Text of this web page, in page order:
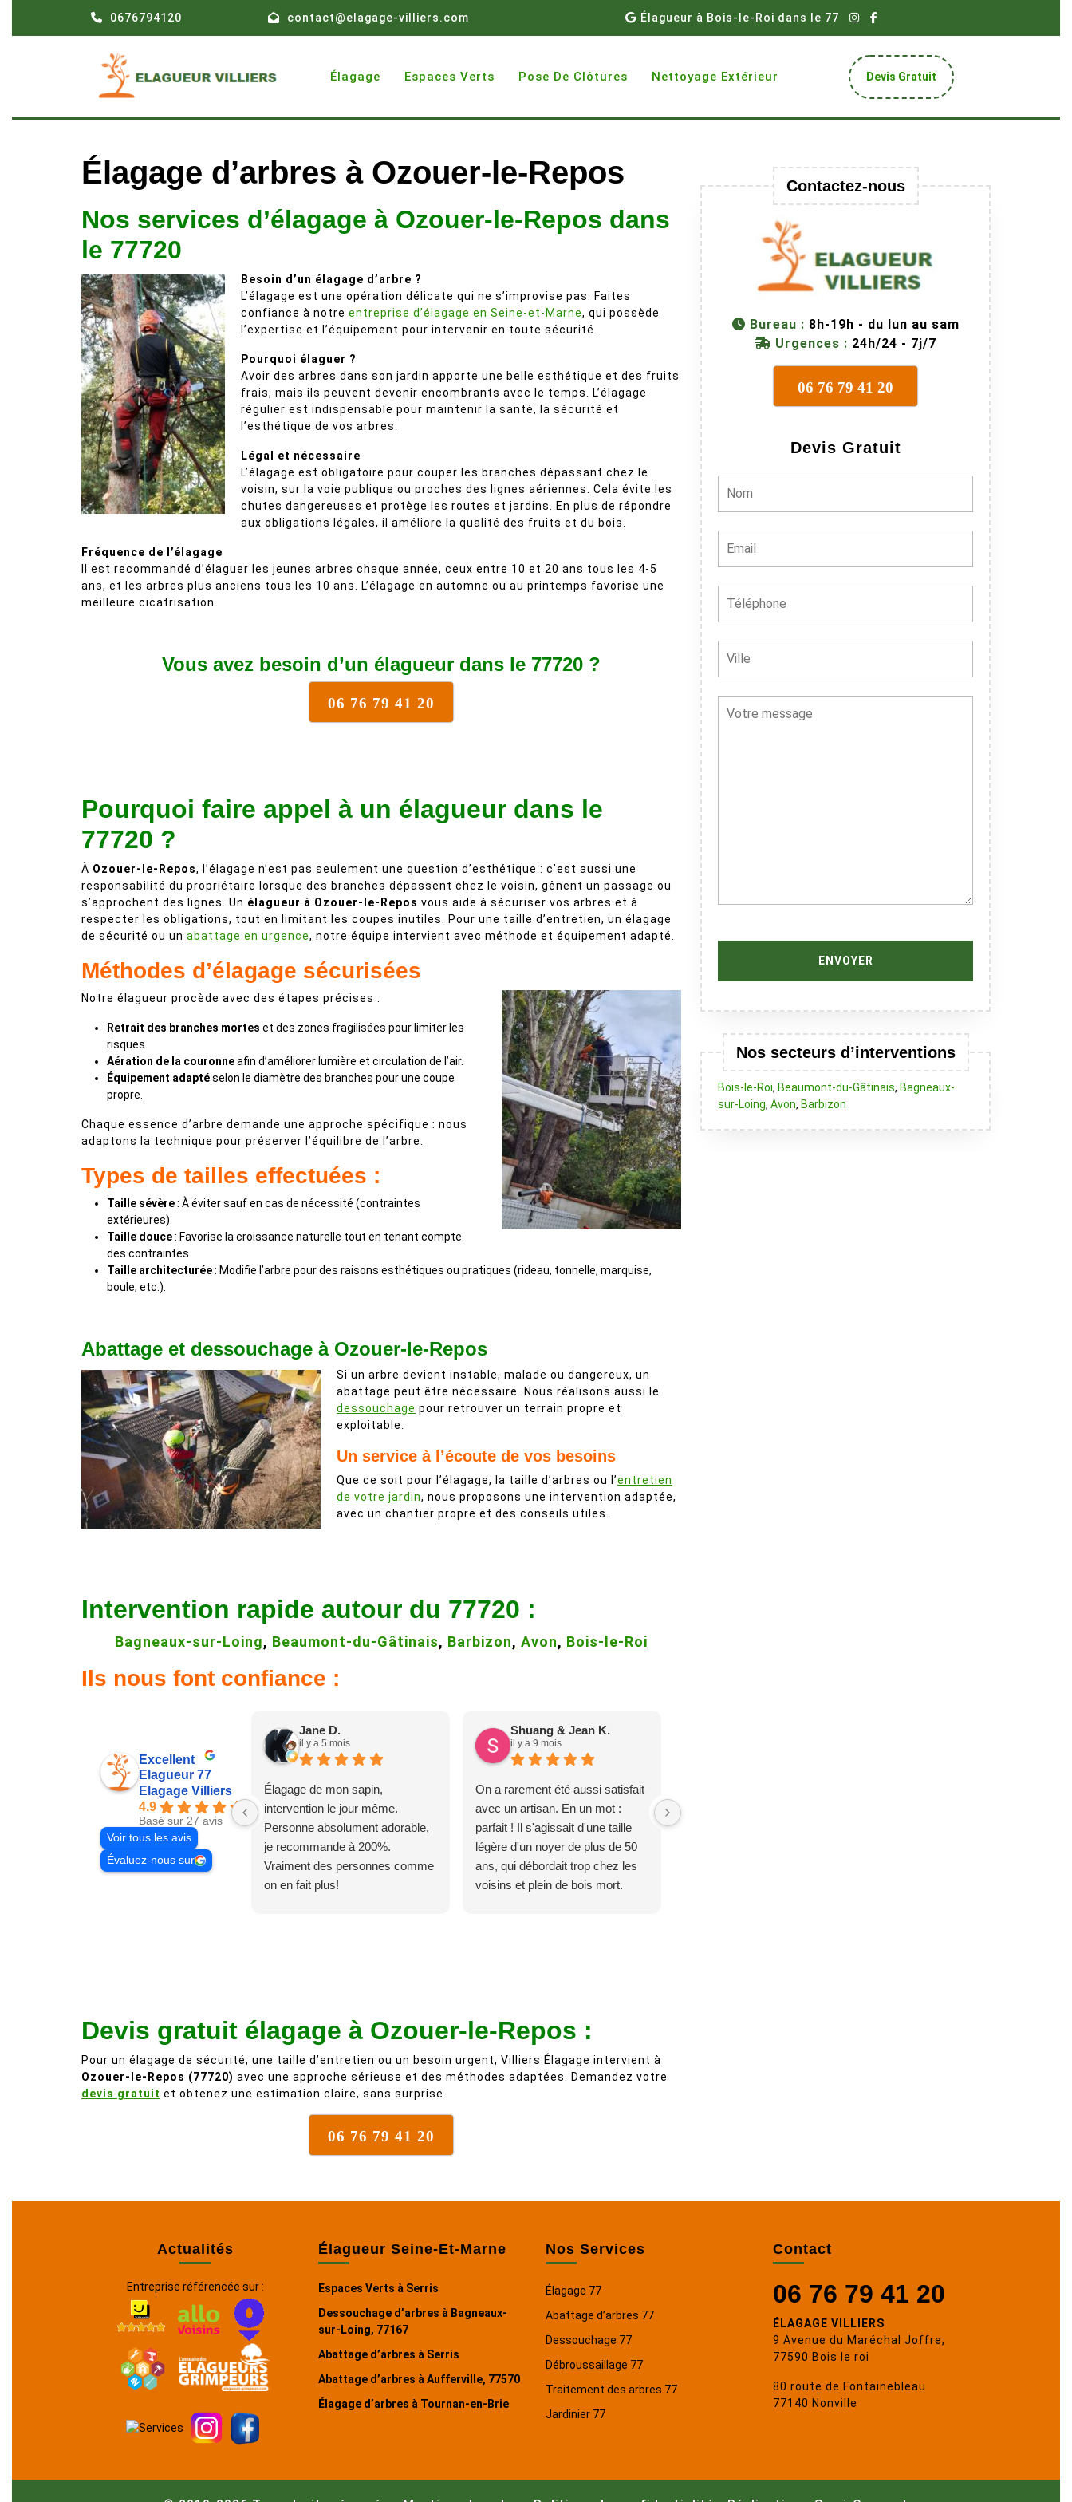
0676794120 contact@elagage-villiers.com Élagueur à Bois-le-Roi dans le 77
Élagage Espaces Verts Pose De Clôtures Nettoyage Extérieur Devis Gratuit Get
A
Élagage d’arbres à Ozouer-le-Repos
Nos services d’élagage à Ozouer-le-Repos dans
le 77720
Besoin d’un élagage d’arbre ?
L’élagage est une opération délicate qui ne s’improvise pas. Faites
confiance à notre entreprise d’élagage en Seine-et-Marne, qui possède
l’expertise et l’équipement pour intervenir en toute sécurité.
Pourquoi élaguer ?
Avoir des arbres dans son jardin apporte une belle esthétique et des fruits
frais, mais ils peuvent devenir encombrants avec le temps. L’élagage
régulier est indispensable pour maintenir la santé, la sécurité et
l’esthétique de vos arbres.
Légal et nécessaire
L’élagage est obligatoire pour couper les branches dépassant chez le
voisin, sur la voie publique ou proches des lignes aériennes. Cela évite les
chutes dangereuses et protège les routes et jardins. En plus de répondre
aux obligations légales, il améliore la qualité des fruits et du bois.
Fréquence de l’élagage
Il est recommandé d’élaguer les jeunes arbres chaque année, ceux entre 10 et 20 ans tous les 4-5
ans, et les arbres plus anciens tous les 10 ans. L’élagage en automne ou au printemps favorise une
meilleure cicatrisation.
Vous avez besoin d’un élagueur dans le 77720 ?
06 76 79 41 20
Pourquoi faire appel à un élagueur dans le
77720 ?
À Ozouer-le-Repos, l’élagage n’est pas seulement une question d’esthétique : c’est aussi une
responsabilité du propriétaire lorsque des branches dépassent chez le voisin, gênent un passage ou
s’approchent des lignes. Un élagueur à Ozouer-le-Repos vous aide à sécuriser vos arbres et à
respecter les obligations, tout en limitant les coupes inutiles. Pour une taille d’entretien, un élagage
de sécurité ou un abattage en urgence, notre équipe intervient avec méthode et équipement adapté.
Méthodes d’élagage sécurisées
Notre élagueur procède avec des étapes précises :
Retrait des branches mortes et des zones fragilisées pour limiter les
risques.
Aération de la couronneafin d’améliorer lumière et circulation de l’air.
Équipement adaptéselon le diamètre des branches pour une coupe
propre.
Chaque essence d’arbre demande une approche spécifique : nous
adaptons la technique pour préserver l’équilibre de l’arbre.
Types de tailles effectuées :
Taille sévère: À éviter sauf en cas de nécessité (contraintes
extérieures).
Taille douce: Favorise la croissance naturelle tout en tenant compte
des contraintes.
Taille architecturée: Modifie l’arbre pour des raisons esthétiques ou pratiques (rideau, tonnelle, marquise,
boule, etc.).
Abattage et dessouchage à Ozouer-le-Repos
Si un arbre devient instable, malade ou dangereux, un
abattage peut être nécessaire. Nous réalisons aussi le
dessouchage pour retrouver un terrain propre et
exploitable.
Un service à l’écoute de vos besoins
Que ce soit pour l’élagage, la taille d’arbres ou l’entretien
de votre jardin, nous proposons une intervention adaptée,
avec un chantier propre et des conseils utiles.
Intervention rapide autour du 77720 :
Bagneaux-sur-Loing, Beaumont-du-Gâtinais, Barbizon, Avon, Bois-le-Roi
Ils nous font confiance :
Excellent
Elagueur 77
Elagage Villiers
4.9
Basé sur 27 avis
Voir tous les avis
Évaluez-nous sur
Jane D.
il y a 5 mois
Élagage de mon sapin,
intervention le jour même.
Personne absolument adorable,
je recommande à 200%.
Vraiment des personnes comme
on en fait plus!
Shuang & Jean K.
il y a 9 mois
On a rarement été aussi satisfait
avec un artisan. En un mot :
parfait ! Il s'agissait d'une taille
légère d'un noyer de plus de 50
ans, qui débordait trop chez les
voisins et plein de bois mort.
équipes connaissent très bien
leur métier, c'est juste une
évidence. Et en plus ils sont
vraiment sympathique. Bref,
Devis gratuit élagage à Ozouer-le-Repos :
Pour un élagage de sécurité, une taille d’entretien ou un besoin urgent, Villiers Élagage intervient à
Ozouer-le-Repos (77720) avec une approche sérieuse et des méthodes adaptées. Demandez votre
devis gratuit et obtenez une estimation claire, sans surprise.
06 76 79 41 20
Contactez-nous
Bureau : 8h-19h - du lun au sam
Urgences : 24h/24 - 7j/7
06 76 79 41 20
Devis Gratuit
Nos secteurs d’interventions
Bois-le-Roi, Beaumont-du-Gâtinais, Bagneaux-
sur-Loing, Avon, Barbizon
Actualités
Entreprise référencée sur :
Élagueur Seine-Et-Marne
Espaces Verts à Serris
Dessouchage d’arbres à Bagneaux-
sur-Loing, 77167
Abattage d’arbres à Serris
Abattage d’arbres à Aufferville, 77570
Élagage d’arbres à Tournan-en-Brie
Nos Services
Élagage 77
Abattage d’arbres 77
Dessouchage 77
Débroussaillage 77
Traitement des arbres 77
Jardinier 77
Contact
06 76 79 41 20
ÉLAGAGE VILLIERS
9 Avenue du Maréchal Joffre,
77590 Bois le roi
80 route de Fontainebleau
77140 Nonville